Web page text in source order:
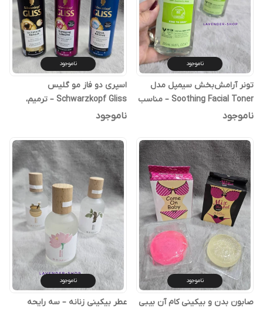
ناموجود
تونر آرامش‌بخش سیمپل مدل
Soothing Facial Toner – مناسب
انواع پوست
ناموجود
ناموجود
اسپری دو فاز مو گلیس
Schwarzkopf Gliss – ترمیم،
رطوبت و نرمی مو
ناموجود
ناموجود
صابون بدن و بیکینی کام آن بیبی
ناموجود
عطر بیکینی زنانه – سه رایحه